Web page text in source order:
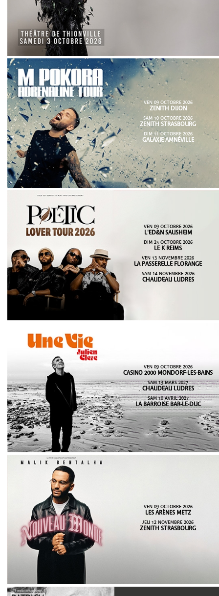
VEN 09 OCTOBRE 2026
ZENITH DIJON
SAM 10 OCTOBRE 2026
ZENITH STRASBOURG
DIM 11 OCTOBRE 2026
GALAXIE AMNÉVILLE
VEN 09 OCTOBRE 2026
L'ED&N SAUSHEIM
DIM 25 OCTOBRE 2026
LE K REIMS
VEN 13 NOVEMBRE 2026
LA PASSERELLE FLORANGE
SAM 14 NOVEMBRE 2026
CHAUDEAU LUDRES
VEN 09 OCTOBRE 2026
CASINO 2000 MONDORF-LES-BAINS
SAM 13 MARS 2027
CHAUDEAU LUDRES
SAM 10 AVRIL 2027
LA BARROISE BAR-LE-DUC
VEN 09 OCTOBRE 2026
LES ARÈNES METZ
JEU 12 NOVEMBRE 2026
ZENITH STRASBOURG